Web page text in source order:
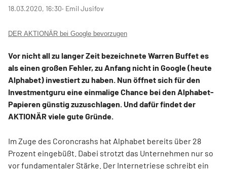
18.03.2020, 16:30‧ Emil Jusifov
DER AKTIONÄR bei Google bevorzugen
Vor nicht all zu langer Zeit bezeichnete Warren Buffet es
als einen großen Fehler, zu Anfang nicht in Google (heute
Alphabet) investiert zu haben. Nun öffnet sich für den
Investmentguru eine einmalige Chance bei den Alphabet-
Papieren günstig zuzuschlagen. Und dafür findet der
AKTIONÄR viele gute Gründe.
Im Zuge des Coroncrashs hat Alphabet bereits über 28
Prozent eingebüßt. Dabei strotzt das Unternehmen nur so
vor fundamentaler Stärke. Der Internetriese schreibt ein